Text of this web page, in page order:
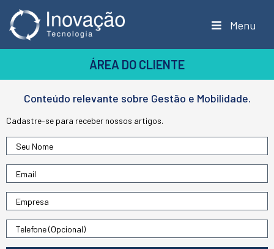
Menu
ÁREA DO CLIENTE
Conteúdo relevante sobre Gestão e Mobilidade.
Cadastre-se para receber nossos artigos.